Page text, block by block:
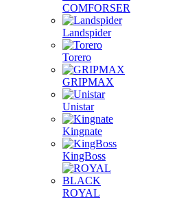
COMFORSER
Landspider
Torero
GRIPMAX
Unistar
Kingnate
KingBoss
ROYAL